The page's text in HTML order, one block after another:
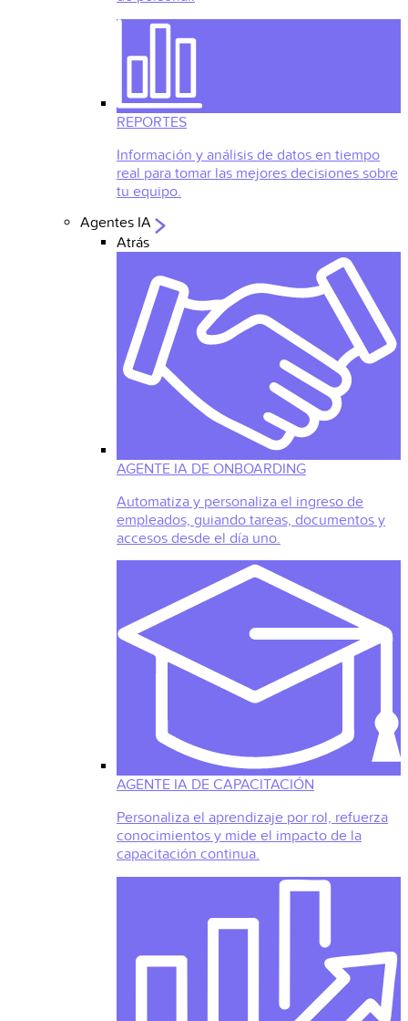
REPORTES
Información y análisis de datos en tiempo
real para tomar las mejores decisiones sobre
tu equipo.
Agentes IA
Atrás
AGENTE IA DE ONBOARDING
Automatiza y personaliza el ingreso de
empleados, guiando tareas, documentos y
accesos desde el día uno.
AGENTE IA DE CAPACITACIÓN
Personaliza el aprendizaje por rol, refuerza
conocimientos y mide el impacto de la
capacitación continua.